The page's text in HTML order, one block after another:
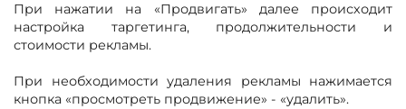
При нажатии на «Продвигать» далее происходит
настройка таргетинга, продолжительности и
стоимости рекламы.
При необходимости удаления рекламы нажимается
кнопка «просмотреть продвижение» - «удалить».